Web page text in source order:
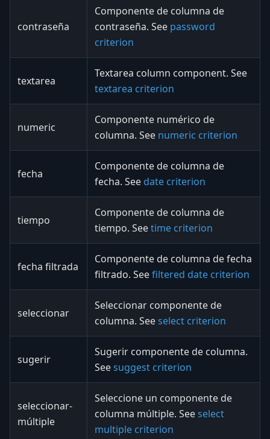
contraseña
Componente de columna de
contraseña. See password
criterion
textarea
Textarea column component. See
textarea criterion
numeric
Componente numérico de
columna. See numeric criterion
fecha
Componente de columna de
fecha. See date criterion
tiempo
Componente de columna de
tiempo. Seetime criterion
fecha filtrada
Componente de columna de fecha
filtrado. Seefiltered date criterion
seleccionar
Seleccionar componente de
columna. Seeselect criterion
sugerir
Sugerir componente de columna.
Seesuggest criterion
seleccionar-
múltiple
Seleccione un componente de
columna múltiple. Seeselect
multiple criterion